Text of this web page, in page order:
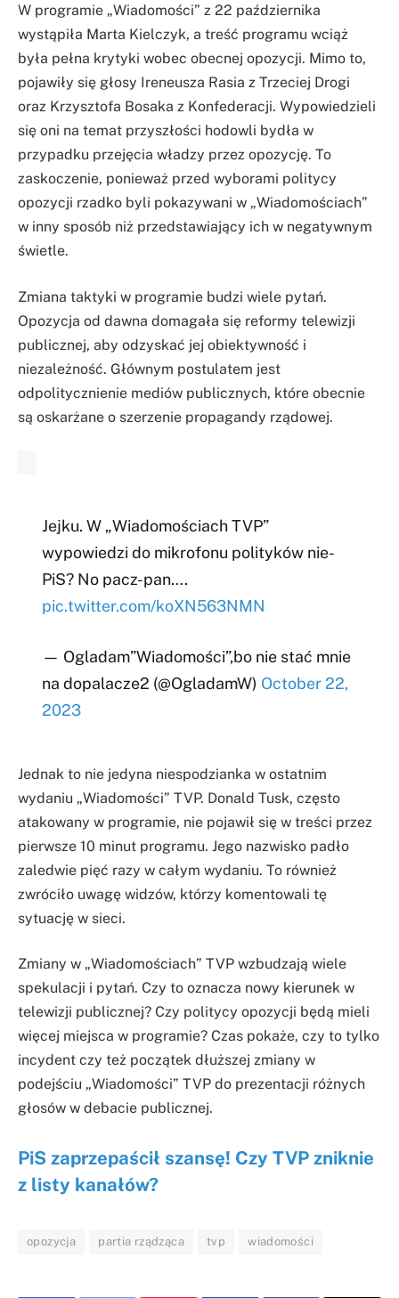
W programie „Wiadomości” z 22 października
wystąpiła Marta Kielczyk, a treść programu wciąż
była pełna krytyki wobec obecnej opozycji. Mimo to,
pojawiły się głosy Ireneusza Rasia z Trzeciej Drogi
oraz Krzysztofa Bosaka z Konfederacji. Wypowiedzieli
się oni na temat przyszłości hodowli bydła w
przypadku przejęcia władzy przez opozycję. To
zaskoczenie, ponieważ przed wyborami politycy
opozycji rzadko byli pokazywani w „Wiadomościach”
w inny sposób niż przedstawiający ich w negatywnym
świetle.
Zmiana taktyki w programie budzi wiele pytań.
Opozycja od dawna domagała się reformy telewizji
publicznej, aby odzyskać jej obiektywność i
niezależność. Głównym postulatem jest
odpolitycznienie mediów publicznych, które obecnie
są oskarżane o szerzenie propagandy rządowej.
Jejku. W „Wiadomościach TVP”
wypowiedzi do mikrofonu polityków nie-
PiS? No pacz-pan….
pic.twitter.com/koXN563NMN
— Ogladam”Wiadomości”,bo nie stać mnie
na dopalacze2 (@OgladamW) October 22,
2023
Jednak to nie jedyna niespodzianka w ostatnim
wydaniu „Wiadomości” TVP. Donald Tusk, często
atakowany w programie, nie pojawił się w treści przez
pierwsze 10 minut programu. Jego nazwisko padło
zaledwie pięć razy w całym wydaniu. To również
zwróciło uwagę widzów, którzy komentowali tę
sytuację w sieci.
Zmiany w „Wiadomościach” TVP wzbudzają wiele
spekulacji i pytań. Czy to oznacza nowy kierunek w
telewizji publicznej? Czy politycy opozycji będą mieli
więcej miejsca w programie? Czas pokaże, czy to tylko
incydent czy też początek dłuższej zmiany w
podejściu „Wiadomości” TVP do prezentacji różnych
głosów w debacie publicznej.
PiS zaprzepaścił szansę! Czy TVP zniknie
z listy kanałów?
opozycja partia rządząca tvp wiadomości